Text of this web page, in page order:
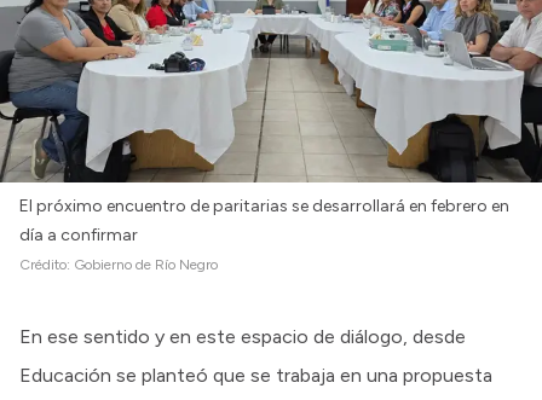
El próximo encuentro de paritarias se desarrollará en febrero en
día a confirmar
Crédito: Gobierno de Río Negro
En ese sentido y en este espacio de diálogo, desde
Educación se planteó que se trabaja en una propuesta